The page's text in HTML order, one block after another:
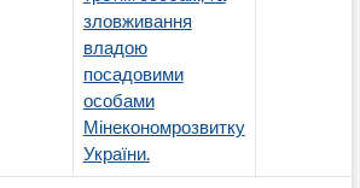
зловживання
владою
посадовими
особами
Мінекономрозвитку
України.